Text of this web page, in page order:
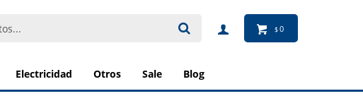
electricidad otros sale blog
$0